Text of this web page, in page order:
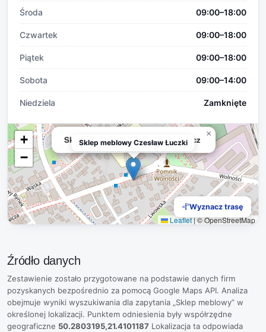
Środa 09:00–18:00
Czwartek 09:00–18:00
Piątek 09:00–18:00
Sobota 09:00–14:00
Niedziela Zamknięte
Sklep meblowy Czesław Łuczkiewicz
×
+
−
Leaflet|© OpenStreetMap
Sklep meblowy Czesław Łuczki
Wyznacz trasę
Źródło danych
Zestawienie zostało przygotowane na podstawie danych firm
pozyskanych bezpośrednio za pomocą Google Maps API. Analiza
obejmuje wyniki wyszukiwania dla zapytania „Sklep meblowy” w
określonej lokalizacji. Punktem odniesienia były współrzędne
geograficzne 50.2803195,21.4101187 Lokalizacja ta odpowiada